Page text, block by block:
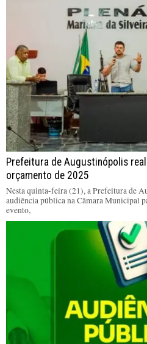
Prefeitura de Augustinópolis
orçamento de 2025
Nesta quinta-feira (21), a Prefeitura de
audiência pública na Câmara Municipal
evento,